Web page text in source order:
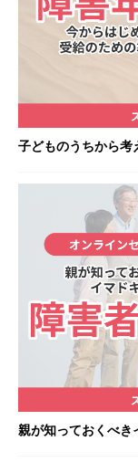
子どものうちから考
親が知っておくべき